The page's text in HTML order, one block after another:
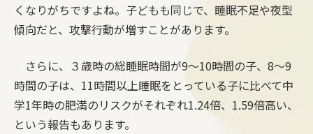
くなりがちですよね。子どもも同じで、睡眠不足や夜型
傾向だと、攻撃行動が増すことがあります。
さらに、３歳時の総睡眠時間が9〜10時間の子、8〜9
時間の子は、11時間以上睡眠をとっている子に比べて中
学1年時の肥満のリスクがそれぞれ1.24倍、1.59倍高い、
という報告もあります。